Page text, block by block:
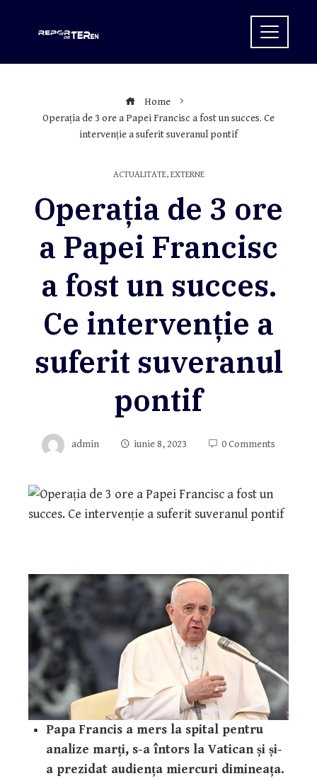
Home
Operația de 3 ore a Papei Francisc a fost un succes. Ce
intervenție a suferit suveranul pontif
ACTUALITATE, EXTERNE
Operația de 3 ore
a Papei Francisc
a fost un succes.
Ce intervenție a
suferit suveranul
pontif
admin iunie 8, 2023 0 Comments
PapaFrancis a mers la spital pentru
analize marți, s-a întors la Vatican și și-
a prezidat audiența miercuri dimineața.